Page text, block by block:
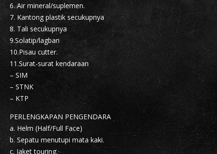
6. Air mineral/suplemen.
7. Kantong plastik secukupnya
8. Tali secukupnya
9.Solatip/lagban
10.Pisau cutter.
11.Surat-surat kendaraan
– SIM
– STNK
– KTP
PERLENGKAPAN PENGENDARA
a. Helm (Half/Full Face)
b. Sepatu menutupi mata kaki.
c. Jaket touring.